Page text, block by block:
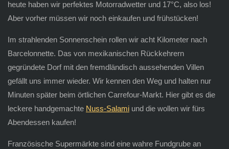
heute haben wir perfektes Motorradwetter und 17°C, also los!
Aber vorher müssen wir noch einkaufen und frühstücken!
Im strahlenden Sonnenschein rollen wir acht Kilometer nach
Barcelonnette. Das von mexikanischen Rückkehrern
gegründete Dorf mit den fremdländisch aussehenden Villen
gefällt uns immer wieder. Wir kennen den Weg und halten nur
Minuten später beim örtlichen Carrefour-Markt. Hier gibt es die
leckere handgemachte Nuss-Salamiund die wollen wir fürs
Abendessen kaufen!
Französische Supermärkte sind eine wahre Fundgrube an